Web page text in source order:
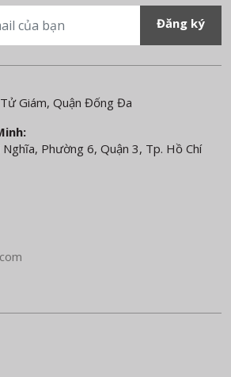
Giám, Quận Đống Đa
Phường 6, Quận 3, Tp. Hồ Chí